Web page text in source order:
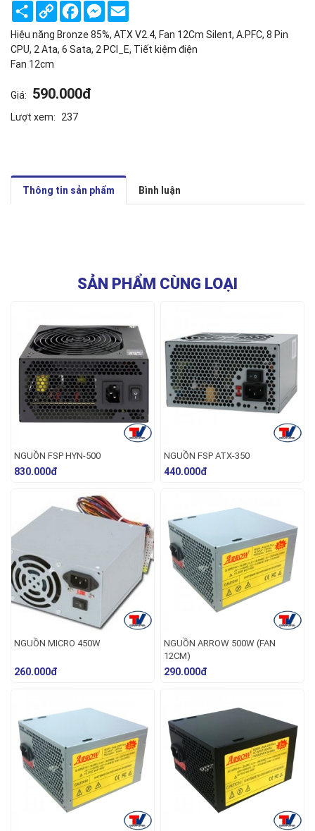
Share
Copy
Link
FacebookMessenger
Hiệu năng Bronze 85%, ATX V2.4, Fan 12Cm Silent, A.PFC, 8 Pin
CPU, 2 Ata, 6 Sata, 2 PCI_E, Tiết kiệm điện
Fan 12cm
Giá: 590.000đ
Lượt xem: 237
Thông tin sản phẩm Bình luận
SẢN PHẨM CÙNG LOẠI
NGUỒN FSP HYN-500
830.000đ
NGUỒN FSP ATX-350
440.000đ
NGUỒN MICRO 450W
260.000đ
NGUỒN ARROW 500W (FAN
12CM)
290.000đ